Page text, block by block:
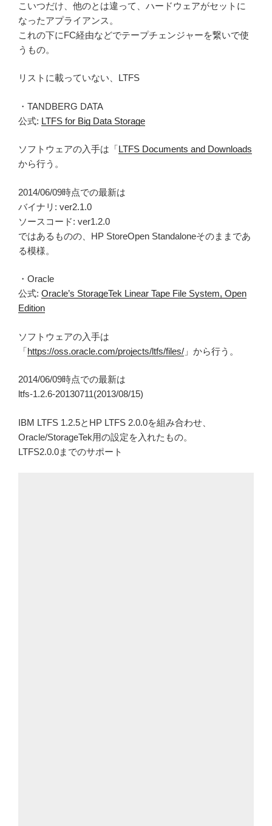
こいつだけ、他のとは違って、ハードウェアがセットに
なったアプライアンス。
これの下にFC経由などでテープチェンジャーを繋いで使
うもの。
リストに載っていない、LTFS
・TANDBERG DATA
公式: LTFS for Big Data Storage
ソフトウェアの入手は「LTFS Documents and Downloads
から行う。
2014/06/09時点での最新は
バイナリ: ver2.1.0
ソースコード: ver1.2.0
ではあるものの、HP StoreOpen Standaloneそのままであ
る模様。
・Oracle
公式: Oracle’s StorageTek Linear Tape File System, Open
Edition
ソフトウェアの入手は
「https://oss.oracle.com/projects/ltfs/files/ 」から行う。
2014/06/09時点での最新は
ltfs-1.2.6-20130711(2013/08/15)
IBM LTFS 1.2.5とHP LTFS 2.0.0を組み合わせ、
Oracle/StorageTek用の設定を入れたもの。
LTFS2.0.0までのサポート